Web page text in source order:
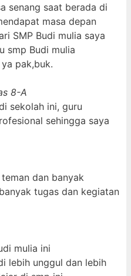
senang saat berada di
masa depan
SMP Budi mulia saya
smp Budi mulia
pak,buk.
8-A
sekolah ini, guru
sehingga saya
dan banyak
tugas dan kegiatan
mulia ini
lebih unggul dan lebih